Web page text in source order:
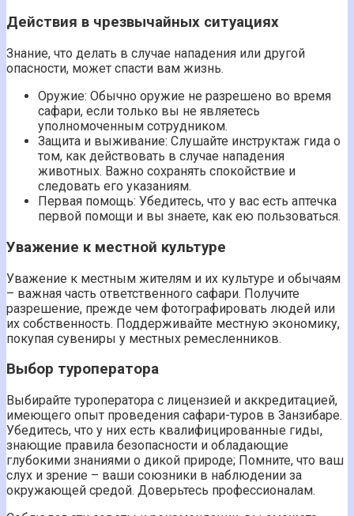
Действия в чрезвычайных ситуациях
Знание, что делать в случае нападения или другой
опасности, может спасти вам жизнь.
Оружие: Обычно оружие не разрешено во время
сафари, если только вы не являетесь
уполномоченным сотрудником.
Защита и выживание: Слушайте инструктаж гида о
том, как действовать в случае нападения
животных. Важно сохранять спокойствие и
следовать его указаниям.
Первая помощь: Убедитесь, что у вас есть аптечка
первой помощи и вы знаете, как ею пользоваться.
Уважение к местной культуре
Уважение к местным жителям и их культуре и обычаям
– важная часть ответственного сафари. Получите
разрешение, прежде чем фотографировать людей или
их собственность. Поддерживайте местную экономику,
покупая сувениры у местных ремесленников.
Выбор туроператора
Выбирайте туроператора с лицензией и аккредитацией,
имеющего опыт проведения сафари-туров в Занзибаре.
Убедитесь, что у них есть квалифицированные гиды,
знающие правила безопасности и обладающие
глубокими знаниями о дикой природе; Помните, что ваш
слух и зрение – ваши союзники в наблюдении за
окружающей средой. Доверьтесь профессионалам.